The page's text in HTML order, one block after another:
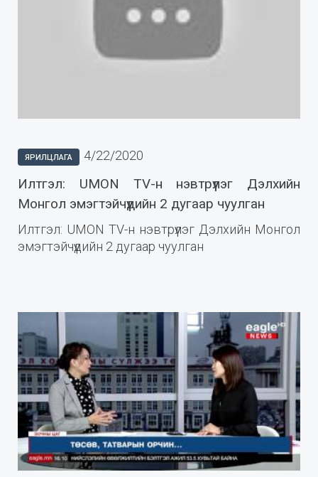
ЯРИЛЦЛАГА 4/22/2020
Илтгэл: UMON TV-н нэвтрүүлэг Дэлхийн
Монгол эмэгтэйчүүдийн 2 дугаар чуулган
Илтгэл: UMON TV-н нэвтрүүлэг Дэлхийн Монгол
эмэгтэйчүүдийн 2 дугаар чуулган